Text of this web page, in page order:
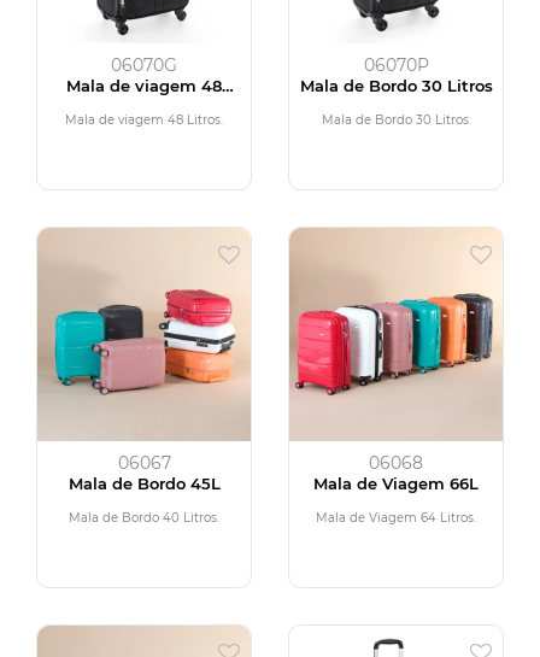
06070G
Mala de viagem 48
Mala de viagem 48 Litros.
06070P
Mala de Bordo 30 Litros
Mala de Bordo 30 Litros.
06067
Mala de Bordo 45L
Mala de Bordo 40 Litros.
06068
Mala de Viagem 66L
Mala de Viagem 64 Litros.